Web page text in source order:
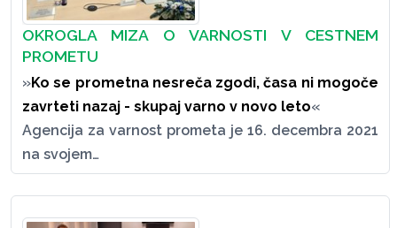
OKROGLA MIZA O VARNOSTI V CESTNEM
PROMETU
»Ko se prometna nesreča zgodi, časa ni mogoče
zavrteti nazaj - skupaj varno v novo leto«
Agencija za varnost prometa je 16. decembra 2021
na svojem…